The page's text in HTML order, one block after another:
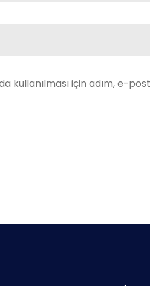
kullanılması için adım, e-